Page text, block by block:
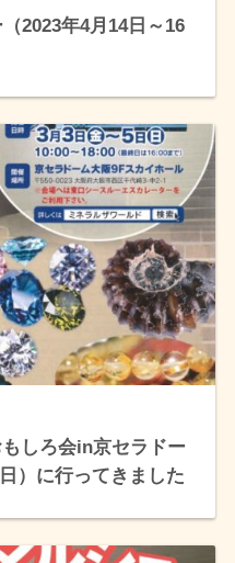
2023年4月14日～16
しろ会in京セラドー
）に行ってきました